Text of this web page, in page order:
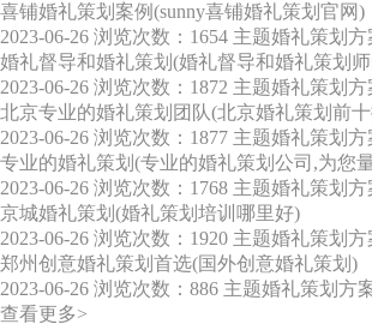
喜铺婚礼策划案例(sunny喜铺婚礼策划官网)
2023-06-26 浏览次数：1654 主题婚礼策划方
婚礼督导和婚礼策划(婚礼督导和婚礼策划
2023-06-26 浏览次数：1872 主题婚礼策划方
北京专业的婚礼策划团队(北京婚礼策划前
2023-06-26 浏览次数：1877 主题婚礼策划方
专业的婚礼策划(专业的婚礼策划公司,为您
2023-06-26 浏览次数：1768 主题婚礼策划方
京城婚礼策划(婚礼策划培训哪里好)
2023-06-26 浏览次数：1920 主题婚礼策划方
郑州创意婚礼策划首选(国外创意婚礼策划)
2023-06-26 浏览次数：886 主题婚礼策划方
查看更多>